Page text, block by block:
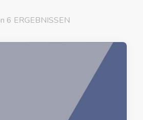
6 ERGEBNISSEN